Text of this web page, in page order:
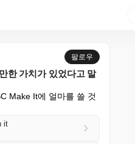
팔로우
한 가치가 있었다고 말
Make It에 얼마를 쓸 것
it